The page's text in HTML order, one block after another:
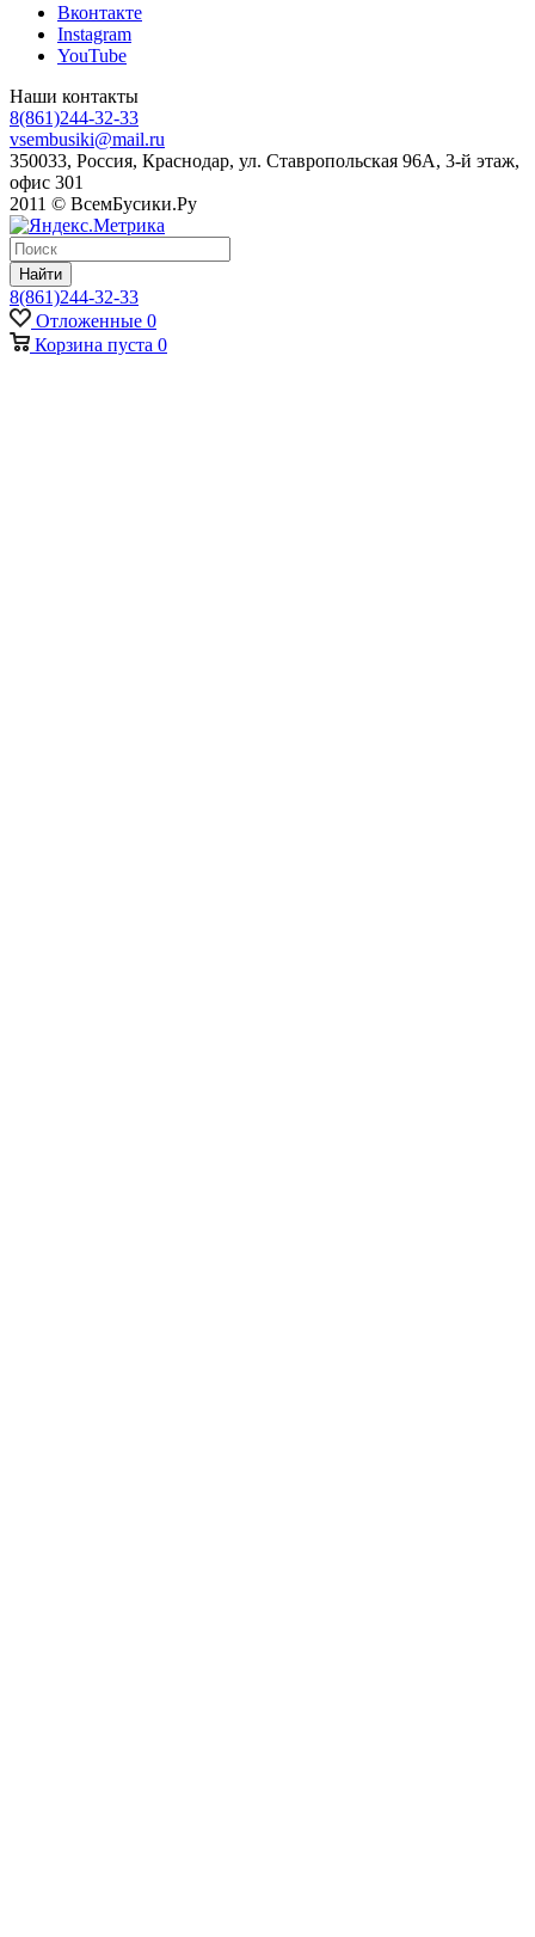
Вконтакте
Instagram
YouTube
Наши контакты
8(861)244-32-33
vsembusiki@mail.ru
350033, Россия, Краснодар, ул. Ставропольская 96А, 3-й этаж,
офис 301
2011 © ВсемБусики.Ру
Найти
8(861)244-32-33
Отложенные 0
Корзина пуста 0